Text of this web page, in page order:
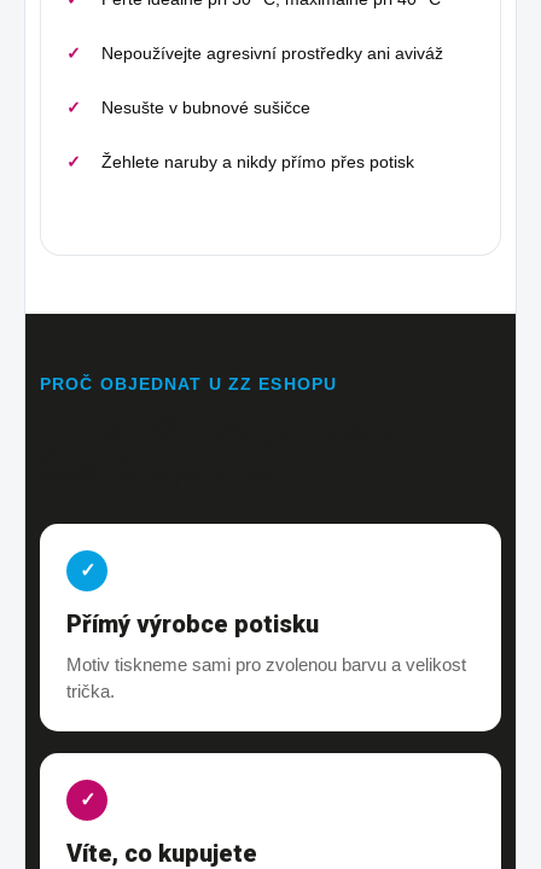
Nepoužívejte agresivní prostředky ani aviváž
Nesušte v bubnové sušičce
Žehlete naruby a nikdy přímo přes potisk
PROČ OBJEDNAT U ZZ ESHOPU
✓
Přímý výrobce potisku
Motiv tiskneme sami pro zvolenou barvu a velikost
trička.
✓
Víte, co kupujete